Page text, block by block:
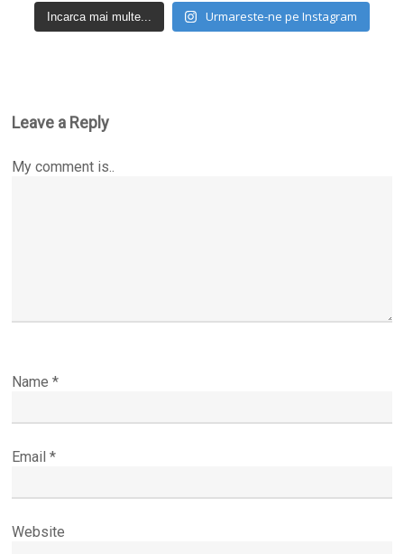
Incarca mai multe... Urmareste-ne pe Instagram
Leave a Reply
My comment is..
Name*
Email*
Website